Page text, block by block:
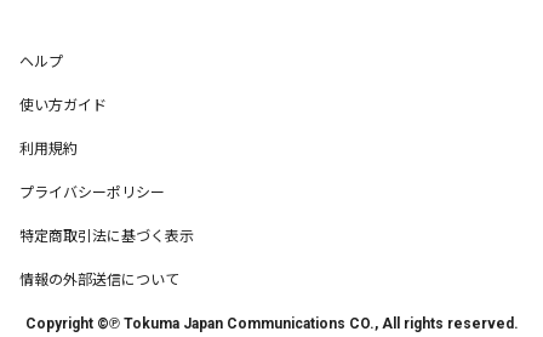
ヘルプ
使い方ガイド
利用規約
プライバシーポリシー
特定商取引法に基づく表示
情報の外部送信について
Copyright ©℗ Tokuma Japan Communications CO., All rights reserved.